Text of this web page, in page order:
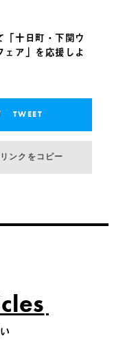
「十日町・下関ウ
ェア」を応援しよ
TWEET
リンクをコピー